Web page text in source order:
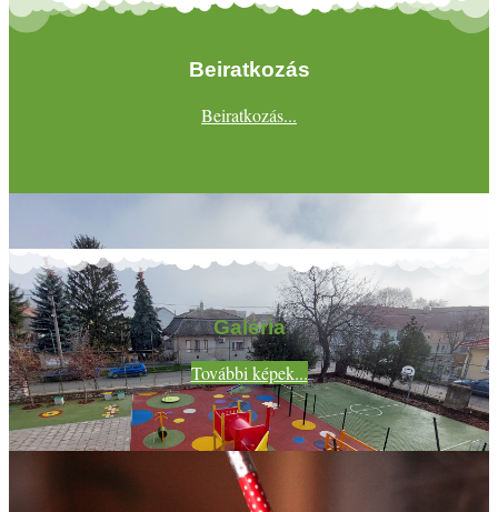
Beiratkozás
Beiratkozás...
Galéria
További képek...